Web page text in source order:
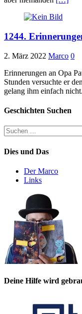
1244.
2. März 2022 Marco 0
Erinnerungen an Opa
Stunden versuchte er
gelang ihm einfach
Geschichten Suchen
Suchen
nach:
Dies und Das
Der Marco
Links
Deine Hilfe wird